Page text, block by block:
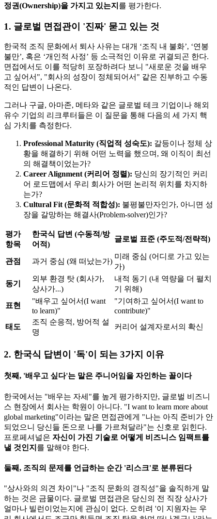
정권(Ownership)을 가지고 있는지 를 평가한다.
1. 글로벌 면접관이 '진짜' 묻고 있는 것
한국적 조직 문화에서 퇴사 사유는 대개 ‘조직 내 불화’, ‘연봉
불만’, 혹은 ‘개인적 사정’ 등 소극적인 이유로 귀결되곤 한다.
면접에서도 이를 적당히 포장하려다 보니 "새로운 것을 배우
고 싶어서", "회사의 성장이 정체되어서" 같은 진부하고 수동
적인 답변이 나온다.
그러나 구글, 아마존, 메타와 같은 글로벌 테크 기업이나 해외
유수 기업의 리크루터들은 이 질문을 통해 다음의 세 가지 핵
심 가치를 측정한다.
Professional Maturity (직업적 성숙도): 갈등이나 정체 상
황을 해결하기 위해 어떤 노력을 했으며, 왜 이직이 최선
의 해결책이었는가?
Career Alignment (커리어 정렬): 당신의 장기적인 커리
어 로드맵에서 우리 회사가 어떤 논리적 위치를 차지하
는가?
Cultural Fit (문화적 적합성): 불평불만자인가, 아니면 성
장을 갈망하는 해결사(Problem-solver)인가?
평가
항목
한국식 답변 (수동적/방
어적)
글로벌 표준 (주도적/전략적)
관점 과거 중심 (왜 떠났는가)
미래 중심 (어디로 가고 있는
가)
동기
외부 환경 탓 (회사가,
상사가...)
내적 동기 (내 역량을 더 펼치
기 위해)
표현
"배우고 싶어서(I want
to learn)"
"기여하고 싶어서(I want to
contribute)"
태도
조직 순응적, 방어적 설
명
커리어 설계자로서의 확신
2. 한국식 답변이 '독'이 되는 3가지 이유
첫째, '배우고 싶다'는 말은 주니어임을 자인하는 꼴이다
한국에서는 "배우는 자세"를 높게 평가하지만, 글로벌 비즈니
스 현장에서 회사는 학원이 아니다. "I want to learn more about
global marketing"이라는 말은 면접관에게 "나는 아직 준비가 안
되었으니 당신들 돈으로 나를 가르쳐달라"는 신호로 읽힌다.
프로페셔널은 ​ 자신이 가진 기술로 어떻게 비즈니스 임팩트를
낼 것인지 를 말해야 한다.
둘째, 조직의 문제를 언급하는 순간 '리스크'로 분류된다
"상사와의 의견 차이"나 "조직 문화의 경직성"을 솔직하게 말
하는 것은 금물이다. 글로벌 면접관은 당신의 전 직장 상사가
얼마나 빌런이었는지에 관심이 없다. 오히려 '이 지원자는 우